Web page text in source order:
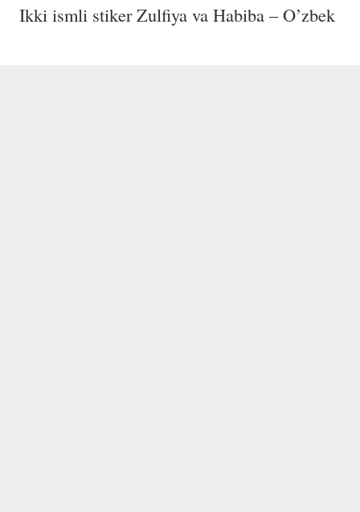
Ikki ismli stiker мактуб va нилуфар –
IKROM ism stikeri O’zbek
Ikki ismli stiker Sarvinoz va Mohinur –
Ikki ismli stiker Zulfiya va Habiba – O’zbek